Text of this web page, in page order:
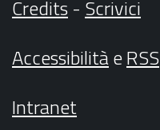
Credits- Scrivici
AccessibilitàeRSS
Intranet